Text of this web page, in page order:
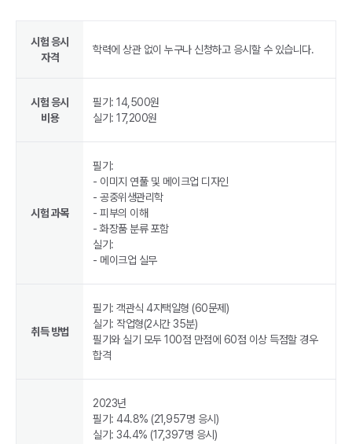
시험 응시
자격
학력에 상관 없이 누구나 신청하고 응시할 수 있습니다.
시험 응시
비용
필기: 14,500원
실기: 17,200원
시험 과목
필기:
- 이미지 연풀 및 메이크업 디자인
- 공중위생관리학
- 피부의 이해
- 화장품 분류 포함
실기:
- 메이크업 실무
취득 방법
필기: 객관식 4지택일형 (60문제)
실기: 작업형(2시간 35분)
필기와 실기 모두 100점 만점에 60점 이상 득점할 경우
합격
2023년
필기: 44.8% (21,957명 응시)
실기: 34.4% (17,397명 응시)